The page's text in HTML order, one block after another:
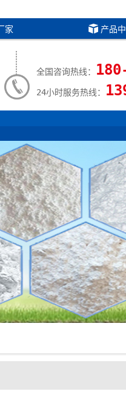
家 产品
全国咨询热线：
24小时服务热线：